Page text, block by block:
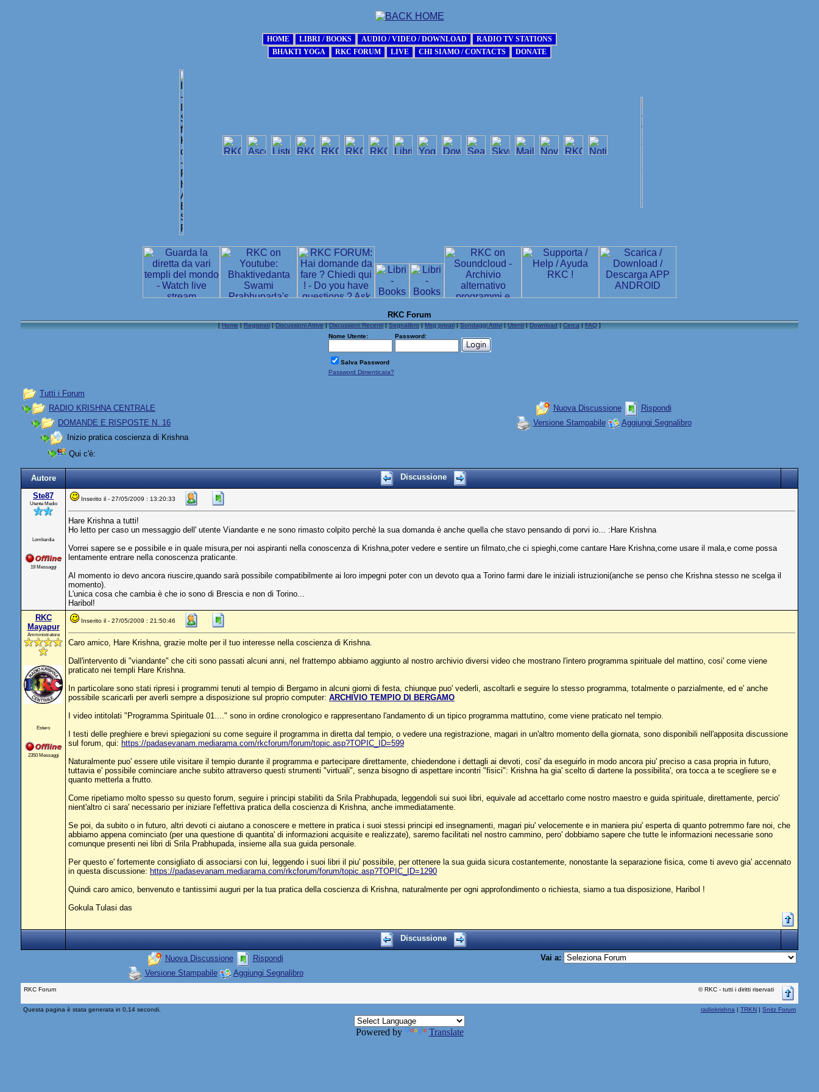
RKC Forum
[Home|Registrati|Discussioni Attive|Discussioni Recenti|Segnalibro|Msg privati|Sondaggi Attivi|Utenti|Download|Cerca|FAQ]
Nome Utente:
Password:
Salva Password
Password Dimenticata?
Tutti i Forum
RADIO KRISHNA CENTRALE
DOMANDE E RISPOSTE N. 16
Inizio pratica coscienza di Krishna
Nuova Discussione
Rispondi
Versione Stampabile
Aggiungi Segnalibro
Qui c'è:
Autore Discussione
Ste87
Utente Medio
Lombardia
19 Messaggi
Inserito il - 27/05/2009 : 13:20:33
Hare Krishna a tutti!
Ho letto per caso un messaggio dell' utente Viandante e ne sono rimasto colpito perchè la sua domanda è anche quella che stavo pensando di porvi io... :Hare Krishna
Vorrei sapere se e possibile e in quale misura,per noi aspiranti nella conoscenza di Krishna,poter vedere e sentire un filmato,che ci spieghi,come cantare Hare Krishna,come usare il mala,e come possa
lentamente entrare nella conoscenza praticante.
Al momento io devo ancora riuscire,quando sarà possibile compatibilmente ai loro impegni poter con un devoto qua a Torino farmi dare le iniziali istruzioni(anche se penso che Krishna stesso ne scelga il
momento).
L'unica cosa che cambia è che io sono di Brescia e non di Torino...
Haribol!
RKC
Mayapur
Amministratore
Estero
2350 Messaggi
Inserito il - 27/05/2009 : 21:50:46
Caro amico, Hare Krishna, grazie molte per il tuo interesse nella coscienza di Krishna.
Dall'intervento di "viandante" che citi sono passati alcuni anni, nel frattempo abbiamo aggiunto al nostro archivio diversi video che mostrano l'intero programma spirituale del mattino, cosi' come viene
praticato nei templi Hare Krishna.
In particolare sono stati ripresi i programmi tenuti al tempio di Bergamo in alcuni giorni di festa, chiunque puo' vederli, ascoltarli e seguire lo stesso programma, totalmente o parzialmente, ed e' anche
possibile scaricarli per averli sempre a disposizione sul proprio computer: ARCHIVIO TEMPIO DI BERGAMO
I video intitolati "Programma Spirituale 01...." sono in ordine cronologico e rappresentano l'andamento di un tipico programma mattutino, come viene praticato nel tempio.
I testi delle preghiere e brevi spiegazioni su come seguire il programma in diretta dal tempio, o vedere una registrazione, magari in un'altro momento della giornata, sono disponibili nell'apposita discussione
sul forum, qui: https://padasevanam.mediarama.com/rkcforum/forum/topic.asp?TOPIC_ID=599
Naturalmente puo' essere utile visitare il tempio durante il programma e partecipare direttamente, chiedendone i dettagli ai devoti, cosi' da eseguirlo in modo ancora piu' preciso a casa propria in futuro,
tuttavia e' possibile cominciare anche subito attraverso questi strumenti "virtuali", senza bisogno di aspettare incontri "fisici": Krishna ha gia' scelto di dartene la possibilita', ora tocca a te scegliere se e
quanto metterla a frutto.
Come ripetiamo molto spesso su questo forum, seguire i principi stabiliti da Srila Prabhupada, leggendoli sui suoi libri, equivale ad accettarlo come nostro maestro e guida spirituale, direttamente, percio'
nient'altro ci sara' necessario per iniziare l'effettiva pratica della coscienza di Krishna, anche immediatamente.
Se poi, da subito o in futuro, altri devoti ci aiutano a conoscere e mettere in pratica i suoi stessi principi ed insegnamenti, magari piu' velocemente e in maniera piu' esperta di quanto potremmo fare noi, che
abbiamo appena cominciato (per una questione di quantita' di informazioni acquisite e realizzate), saremo facilitati nel nostro cammino, pero' dobbiamo sapere che tutte le informazioni necessarie sono
comunque presenti nei libri di Srila Prabhupada, insieme alla sua guida personale.
Per questo e' fortemente consigliato di associarsi con lui, leggendo i suoi libri il piu' possibile, per ottenere la sua guida sicura costantemente, nonostante la separazione fisica, come ti avevo gia' accennato
in questa discussione: https://padasevanam.mediarama.com/rkcforum/forum/topic.asp?TOPIC_ID=1290
Quindi caro amico, benvenuto e tantissimi auguri per la tua pratica della coscienza di Krishna, naturalmente per ogni approfondimento o richiesta, siamo a tua disposizione, Haribol !
Gokula Tulasi das
Discussione
Nuova Discussione
Rispondi
Versione Stampabile
Aggiungi Segnalibro
Vai a:
RKC Forum © RKC - tutti i diritti riservati
Questa pagina è stata generata in 0,14 secondi. radiokrishna | TRKN | Snitz Forum
Powered by Translate